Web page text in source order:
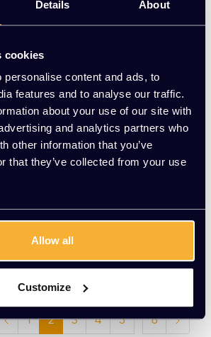
Details About
cookies
personalise content and ads, to
features and to analyse our traffic.
about your use of our site with
and analytics partners who
other information that you’ve
that they’ve collected from your use
Allow all
Customize
WINKELWAGEN
EUR 30,24 Excl. btw
(36,59 Incl. btw)
TOEVOEGEN AAN
WINKELWAGEN
(20,06 Incl. btw)
TOEVOEGEN AAN
WINKELWAGEN
1 2 3 4 5 ... 6